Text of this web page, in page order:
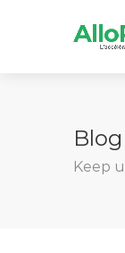
Blog
Keep